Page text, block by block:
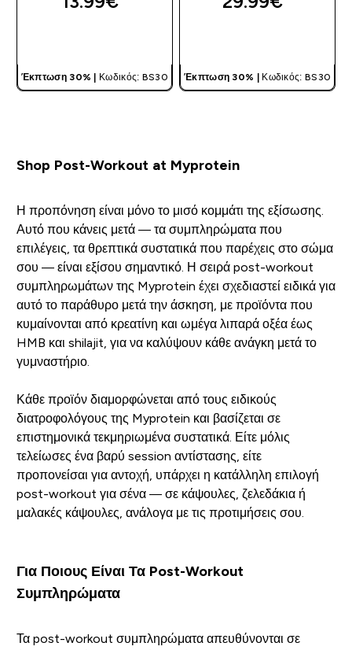
Έκπτωση 30% | Κωδικός: BS30 Έκπτωση 30% | Κωδικός: BS30
Shop Post-Workout at Myprotein
Η προπόνηση είναι μόνο το μισό κομμάτι της εξίσωσης.
Αυτό που κάνεις μετά — τα συμπληρώματα που
επιλέγεις, τα θρεπτικά συστατικά που παρέχεις στο σώμα
σου — είναι εξίσου σημαντικό. Η σειρά post-workout
συμπληρωμάτων της Myprotein έχει σχεδιαστεί ειδικά για
αυτό το παράθυρο μετά την άσκηση, με προϊόντα που
κυμαίνονται από κρεατίνη και ωμέγα λιπαρά οξέα έως
HMB και shilajit, για να καλύψουν κάθε ανάγκη μετά το
γυμναστήριο.
Κάθε προϊόν διαμορφώνεται από τους ειδικούς
διατροφολόγους της Myprotein και βασίζεται σε
επιστημονικά τεκμηριωμένα συστατικά. Είτε μόλις
τελείωσες ένα βαρύ session αντίστασης, είτε
προπονείσαι για αντοχή, υπάρχει η κατάλληλη επιλογή
post-workout για σένα — σε κάψουλες, ζελεδάκια ή
μαλακές κάψουλες, ανάλογα με τις προτιμήσεις σου.
Για Ποιους Είναι Τα Post-Workout
Συμπληρώματα
Τα post-workout συμπληρώματα απευθύνονται σε